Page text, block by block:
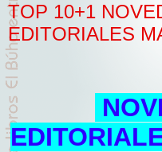
TOP 10+1
EDITORIALES